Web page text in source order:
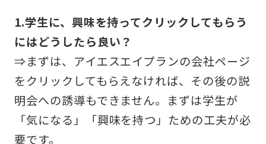
1.学生に、興味を持ってクリックしてもらう
にはどうしたら良い？
⇒まずは、アイエスエイプランの会社ページ
をクリックしてもらえなければ、その後の説
明会への誘導もできません。まずは学生が
「気になる」「興味を持つ」ための工夫が必
要です。